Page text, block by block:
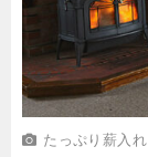
たっぷり薪入れ